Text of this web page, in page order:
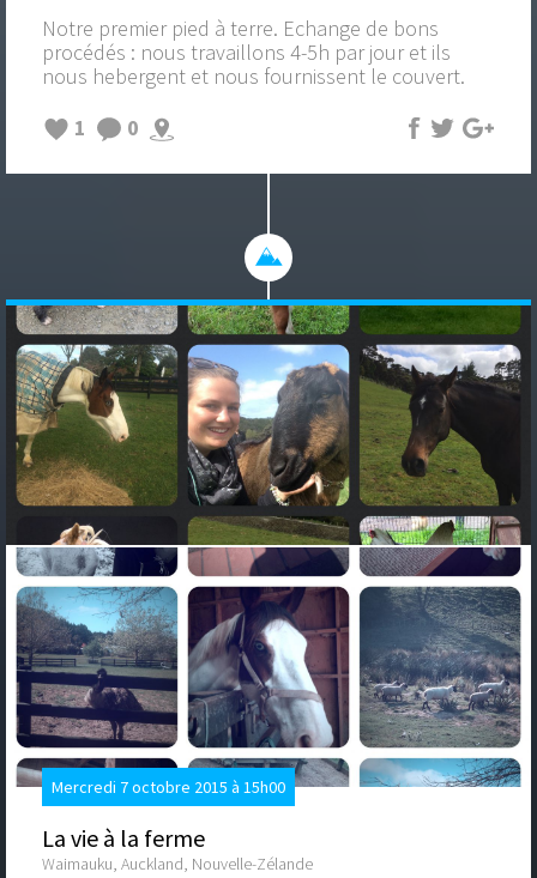
Notre premier pied à terre. Echange de bons
procédés : nous travaillons 4-5h par jour et ils
nous hebergent et nous fournissent le couvert.
1
0
Mercredi 7 octobre 2015 à 15h00
La vie à la ferme
Waimauku, Auckland, Nouvelle-Zélande